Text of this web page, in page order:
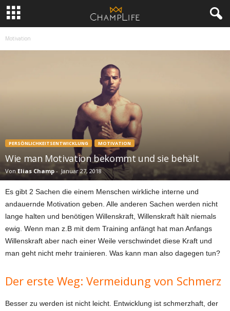
Motivation
PERSÖNLICHKEITSENTWICKLUNG MOTIVATION
Wie man Motivation bekommt und sie behält
Von Elias Champ - Januar 27, 2018
Es gibt 2 Sachen die einem Menschen wirkliche interne und
andauernde Motivation geben. Alle anderen Sachen werden nicht
lange halten und benötigen Willenskraft, Willenskraft hält niemals
ewig. Wenn man z.B mit dem Training anfängt hat man Anfangs
Willenskraft aber nach einer Weile verschwindet diese Kraft und
man geht nicht mehr trainieren. Was kann man also dagegen tun?
Der erste Weg: Vermeidung von Schmerz
Besser zu werden ist nicht leicht. Entwicklung ist schmerzhaft, der